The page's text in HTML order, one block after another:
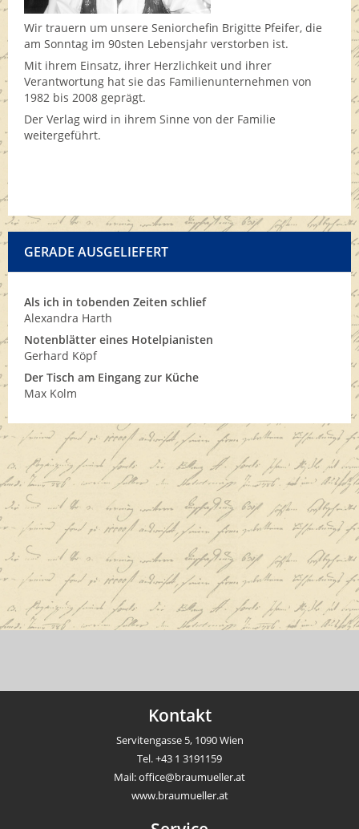
Wir trauern um unsere Seniorchefin Brigitte Pfeifer, die
am Sonntag im 90sten Lebensjahr verstorben ist.
Mit ihrem Einsatz, ihrer Herzlichkeit und ihrer
Verantwortung hat sie das Familienunternehmen von
1982 bis 2008 geprägt.
Der Verlag wird in ihrem Sinne von der Familie
weitergeführt.
GERADE AUSGELIEFERT
Als ich in tobenden Zeiten schlief
Alexandra Harth
Notenblätter eines Hotelpianisten
Gerhard Köpf
Der Tisch am Eingang zur Küche
Max Kolm
Kontakt
Servitengasse 5, 1090 Wien
Tel.+43 1 3191159
Mail:office@braumueller.at
www.braumueller.at